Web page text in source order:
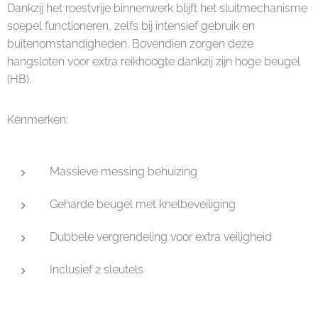
Dankzij het roestvrije binnenwerk blijft het sluitmechanisme
soepel functioneren, zelfs bij intensief gebruik en
buitenomstandigheden. Bovendien zorgen deze
hangsloten voor extra reikhoogte dankzij zijn hoge beugel
(HB).
Kenmerken:
Massieve messing behuizing
Geharde beugel met knelbeveiliging
Dubbele vergrendeling voor extra veiligheid
Inclusief 2 sleutels